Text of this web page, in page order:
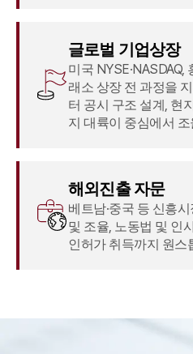
글로벌 기업상장
미국 NYSE·NASDAQ,
래소 상장 전 과정을
터 공시 구조 설계, 현
지 대륙이 중심에서
해외진출 자문
베트남·중국 등 신흥
및 조율, 노동법 및 인
인허가 취득까지 원스